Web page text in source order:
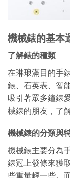
機械錶的基本
了解錶的種類
在琳琅滿目的手
錶、石英表、智
吸引著眾多鐘錶
械錶的朋友，了
機械錶的分類與
機械錶主要分為
錶冠上發條來獲
些重量輕一些。